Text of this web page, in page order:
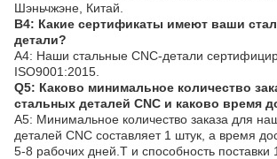
Шэньчжэне, Китай.
В4: Какие сертификаты имеют ваши
детали?
A4: Наши стальные CNC-детали
ISO9001:2015.
Q5: Каково минимальное количество
стальных деталей CNC и каково время
A5: Минимальное количество заказа для
деталей CNC составляет 1 штук, а время
5-8 рабочих дней.T и способность поставки